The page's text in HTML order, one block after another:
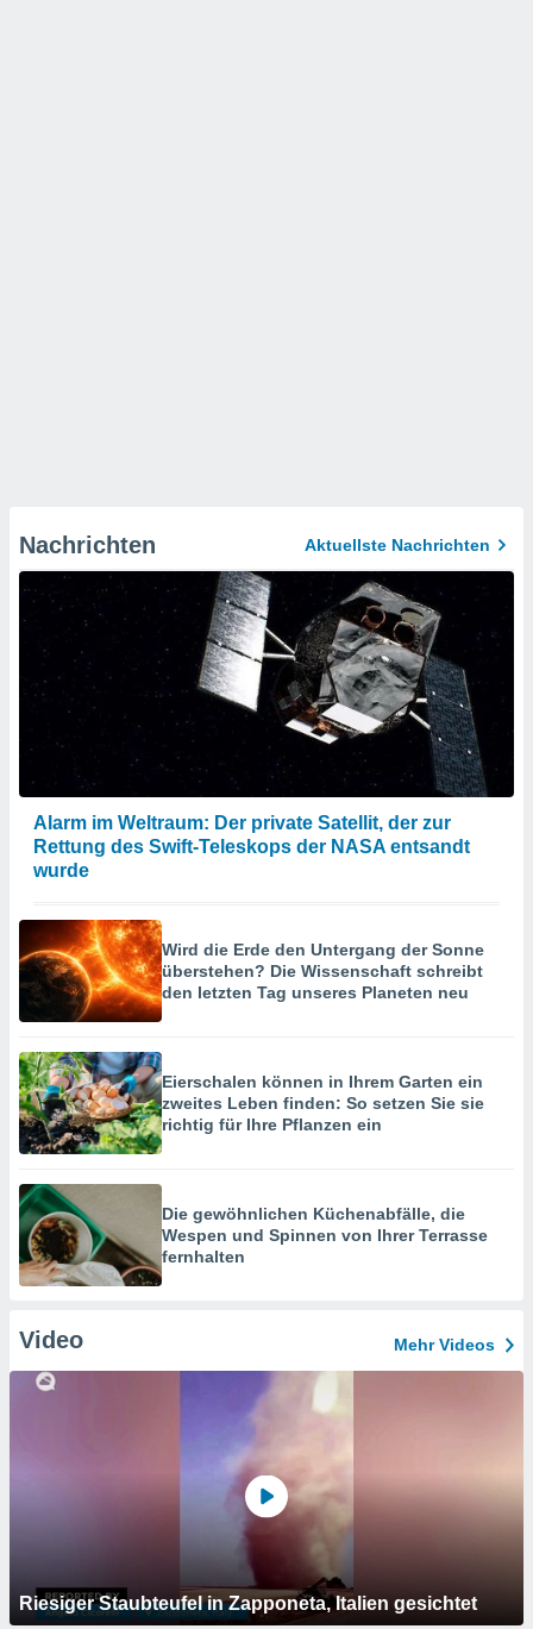
Nachrichten Aktuellste Nachrichten
Alarm im Weltraum: Der private Satellit, der zur
Rettung des Swift-Teleskops der NASA entsandt
wurde
Wird die Erde den Untergang der Sonne
überstehen? Die Wissenschaft schreibt
den letzten Tag unseres Planeten neu
Eierschalen können in Ihrem Garten ein
zweites Leben finden: So setzen Sie sie
richtig für Ihre Pflanzen ein
Die gewöhnlichen Küchenabfälle, die
Wespen und Spinnen von Ihrer Terrasse
fernhalten
Video Mehr Videos
Riesiger Staubteufel in Zapponeta, Italien gesichtet